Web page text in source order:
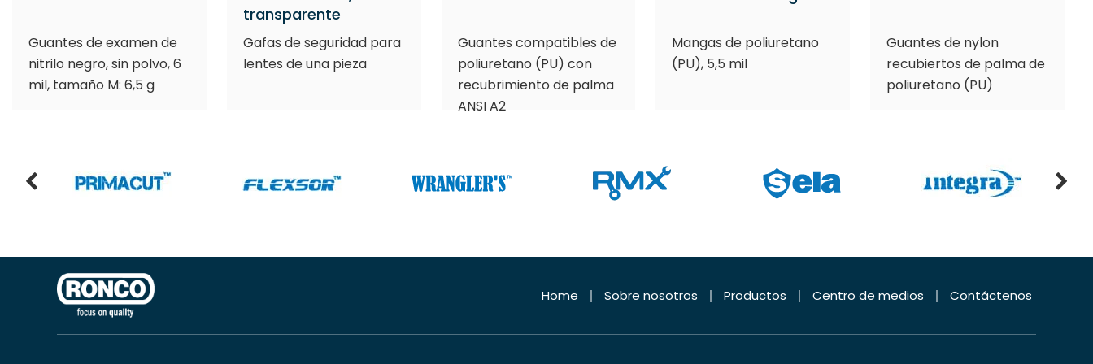
Guantes de examen de
nitrilo negro, sin polvo, 6
mil, tamaño M: 6,5 g
transparente
Gafas de seguridad para
lentes de una pieza
Guantes compatibles de
poliuretano (PU) con
recubrimiento de palma
ANSI A2
Mangas de poliuretano
(PU), 5,5 mil
Guantes de nylon
recubiertos de palma de
poliuretano (PU)
Home Sobre nosotros Productos Centro de medios Contáctenos